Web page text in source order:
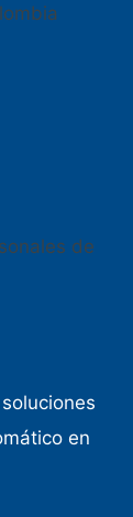
de
en